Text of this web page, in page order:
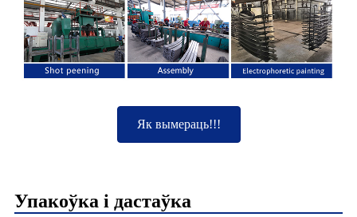
Як вымераць!!!
Упакоўка і дастаўка